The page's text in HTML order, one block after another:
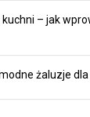
– jak
żaluzje